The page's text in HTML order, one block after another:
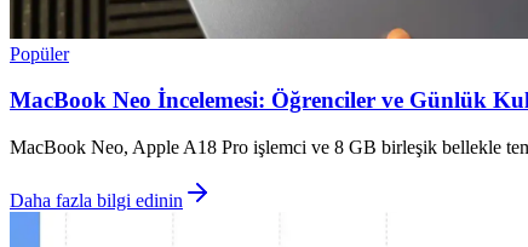
Popüler
MacBook Neo İncelemesi: Öğrenciler ve Günlük
MacBook Neo, Apple A18 Pro işlemci ve 8 GB birleşik bellekle
Daha fazla bilgi edinin